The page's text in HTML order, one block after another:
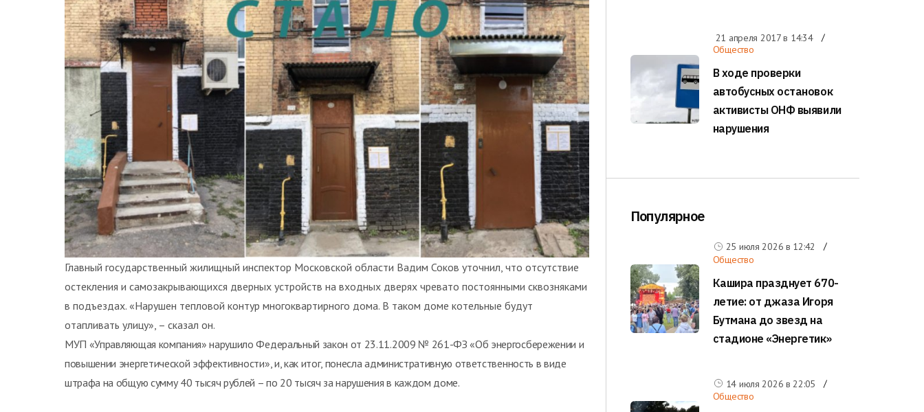
Главный государственный жилищный инспектор Московской области Вадим Соков уточнил, что отсутствие
остекления и самозакрывающихся дверных устройств на входных дверях чревато постоянными сквозняками
в подъездах. «Нарушен тепловой контур многоквартирного дома. В таком доме котельные будут
отапливать улицу», – сказал он.
МУП «Управляющая компания» нарушило Федеральный закон от 23.11.2009 № 261-ФЗ «Об энергосбережении и
повышении энергетической эффективности», и, как итог, понесла административную ответственность в виде
штрафа на общую сумму 40 тысяч рублей – по 20 тысяч за нарушения в каждом доме.
21 апреля 2017 в 14:34
Общество
В ходе проверки
автобусных остановок
активисты ОНФ выявили
нарушения
Популярное
25 июля 2026 в 12:42
Общество
Кашира празднует 670-
летие: от джаза Игоря
Бутмана до звезд на
стадионе «Энергетик»
14 июля 2026 в 22:05
Общество